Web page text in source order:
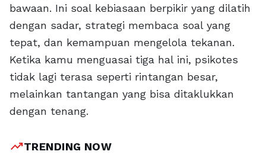
bawaan. Ini soal kebiasaan berpikir yang dilatih
dengan sadar, strategi membaca soal yang
tepat, dan kemampuan mengelola tekanan.
Ketika kamu menguasai tiga hal ini, psikotes
tidak lagi terasa seperti rintangan besar,
melainkan tantangan yang bisa ditaklukkan
dengan tenang.
trending_upTRENDING NOW